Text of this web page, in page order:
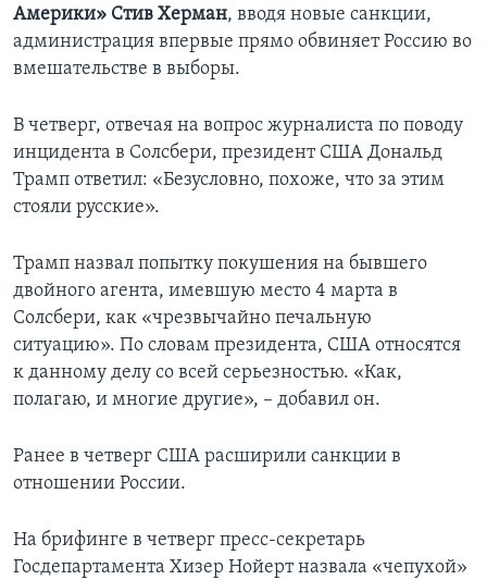
Америки» Стив Херман, вводя новые санкции,
администрация впервые прямо обвиняет Россию во
вмешательстве в выборы.
В четверг, отвечая на вопрос журналиста по поводу
инцидента в Солсбери, президент США Дональд
Трамп ответил: «Безусловно, похоже, что за этим
стояли русские».
Трамп назвал попытку покушения на бывшего
двойного агента, имевшую место 4 марта в
Солсбери, как «чрезвычайно печальную
ситуацию». По словам президента, США относятся
к данному делу со всей серьезностью. «Как,
полагаю, и многие другие», – добавил он.
Ранее в четверг США расширили санкции в
отношении России.
На брифинге в четверг пресс-секретарь
Госдепартамента Хизер Нойерт назвала «чепухой»